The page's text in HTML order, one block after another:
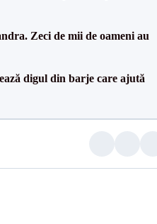
Zeci de mii de oameni au
digul din barje care ajută